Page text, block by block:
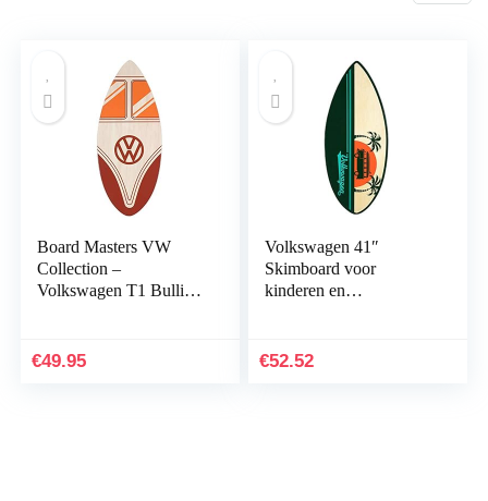
Board Masters VW
Collection –
Volkswagen T1 Bulli
rood/natuur)
€49.95
Volkswagen 41″
Skimboard voor
kinderen en
Board 7 Ply Houten
€52.52